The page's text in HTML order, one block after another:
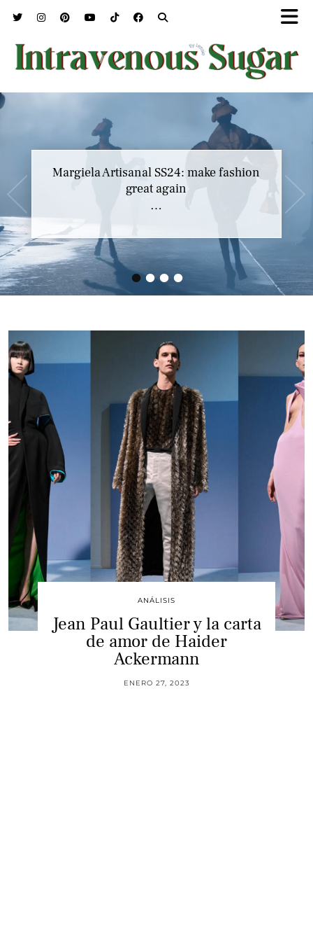
••••
Margiela Artisanal SS24: make fashion
great again
…
ANÁLISIS
Jean Paul Gaultier y la carta
de amor de Haider
Ackermann
ENERO 27, 2023